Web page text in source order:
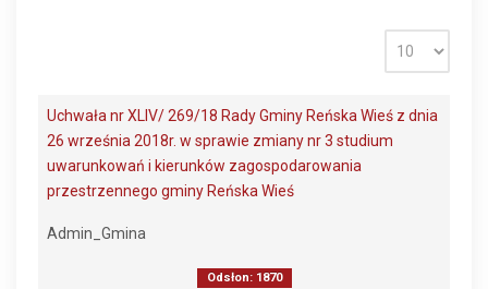
Uchwała nr XLIV/ 269/18 Rady Gminy Reńska Wieś z dnia
26 września 2018r. w sprawie zmiany nr 3 studium
uwarunkowań i kierunków zagospodarowania
przestrzennego gminy Reńska Wieś
Admin_Gmina
Odsłon: 1870